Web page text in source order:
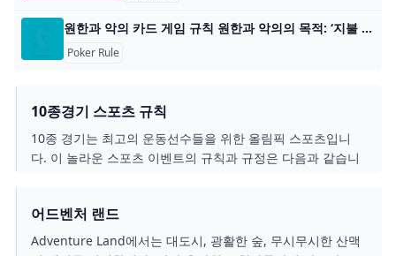
원한과 악의 카드 게임 규칙 원한과 악의의 목적: ‘지불 더미’의 카드를 중앙 스택에 놓아 비워질 때까지 놓습니다. 플레이어 수: 2명 원한과 악의의 재료: 52장의
Poker Rule
10종경기 스포츠 규칙
10종 경기는 최고의 운동선수들을 위한 올림픽 스포츠입니
다. 이 놀라운 스포츠 이벤트의 규칙과 규정은 다음과 같습니
어드벤처 랜드
Adventure Land에서는 대도시, 광활한 숲, 무시무시한 산맥